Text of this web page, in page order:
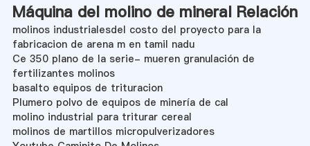
Máquina del molino de mineral Relación
molinos industrialesdel costo del proyecto para la
fabricacion de arena m en tamil nadu
Ce 350 plano de la serie- mueren granulación de
fertilizantes molinos
basalto equipos de trituracion
Plumero polvo de equipos de minería de cal
molino industrial para triturar cereal
molinos de martillos micropulverizadores